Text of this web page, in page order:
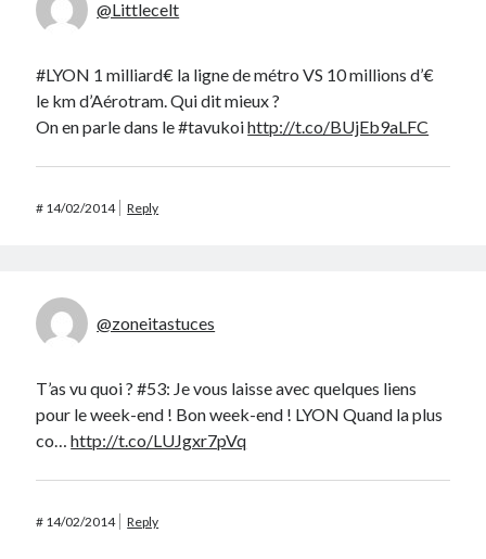
@Littlecelt
#LYON 1 milliard€ la ligne de métro VS 10 millions d’€
le km d’Aérotram. Qui dit mieux ?
On en parle dans le #tavukoihttp://t.co/BUjEb9aLFC
# 14/02/2014 Reply
@zoneitastuces
T’as vu quoi ? #53: Je vous laisse avec quelques liens
pour le week-end ! Bon week-end ! LYON Quand la plus
co…http://t.co/LUJgxr7pVq
# 14/02/2014 Reply